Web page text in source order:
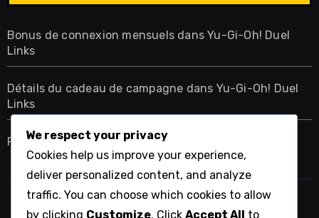
Bonus de connexion mensuels dans Yu-Gi-Oh! Duel
Links
Détails du cadeau de campagne dans Yu-Gi-Oh! Duel
Links
Rachat de gemmes dans Yu-Gi-Oh! Duel Links
wildriftpentaboom.com
We respect your privacy
Cookies help us improve your experience,
deliver personalized content, and analyze
traffic. You can choose which cookies to allow
by clicking Customize. Click Accept All to